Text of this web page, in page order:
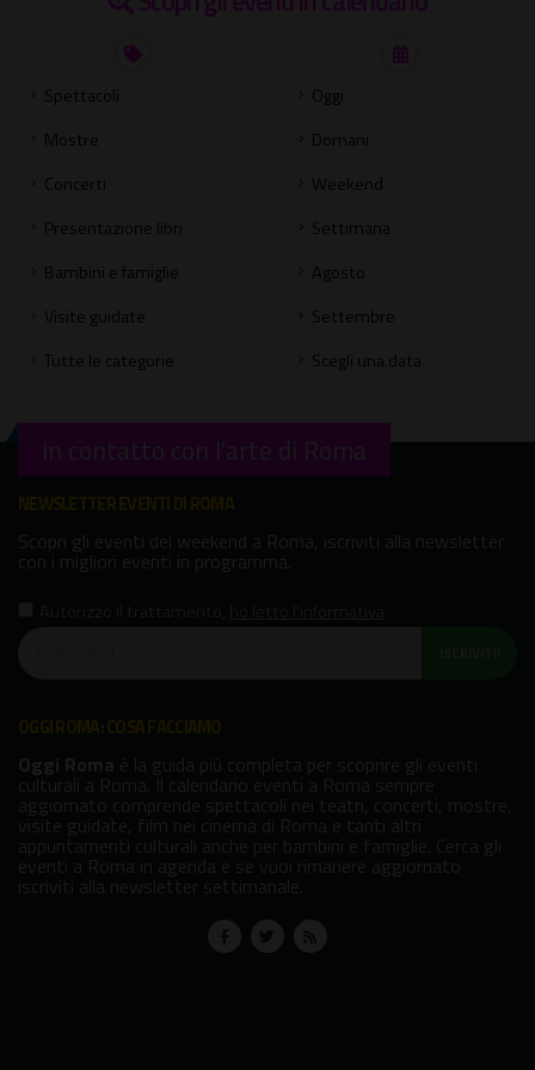
Spettacoli
Mostre
Concerti
Presentazione libri
Bambini e famiglie
Visite guidate
Tutte le categorie
Oggi
Domani
Weekend
Settimana
Agosto
Settembre
Scegli una data
In contatto con l'arte di Roma